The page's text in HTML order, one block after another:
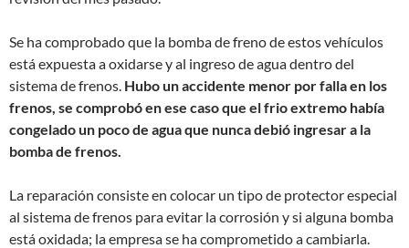
Se ha comprobado que la bomba de freno de estos vehículos
está expuesta a oxidarse y al ingreso de agua dentro del
sistema de frenos. Hubo un accidente menor por falla en los
frenos, se comprobó en ese caso que el frio extremo había
congelado un poco de agua que nunca debió ingresar a la
bomba de frenos.
La reparación consiste en colocar un tipo de protector especial
al sistema de frenos para evitar la corrosión y si alguna bomba
está oxidada; la empresa se ha comprometido a cambiarla.